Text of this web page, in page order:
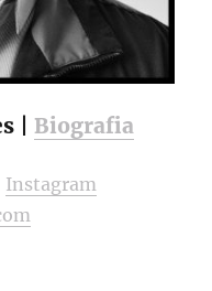
|Biografia
Instagram